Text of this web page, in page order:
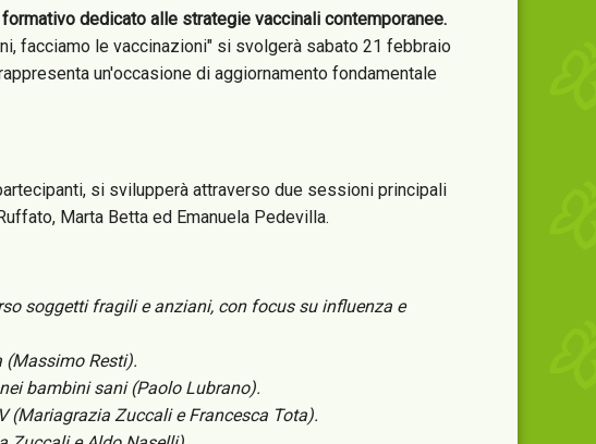
dedicato alle strategie vaccinali contemporanee.
facciamo le vaccinazioni" si svolgerà sabato 21 febbraio
un'occasione di aggiornamento fondamentale
si svilupperà attraverso due sessioni principali
Marta Betta ed Emanuela Pedevilla.
soggetti fragili e anziani, con focus su influenza e
Resti).
bambini sani (Paolo Lubrano).
(Mariagrazia Zuccali e Francesca Tota).